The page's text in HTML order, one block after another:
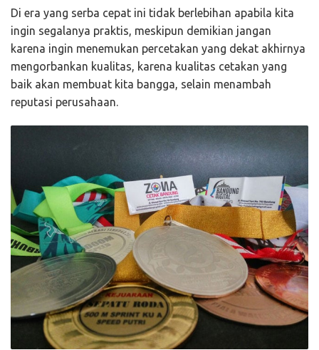
Di era yang serba cepat ini tidak berlebihan apabila kita
ingin segalanya praktis, meskipun demikian jangan
karena ingin menemukan percetakan yang dekat akhirnya
mengorbankan kualitas, karena kualitas cetakan yang
baik akan membuat kita bangga, selain menambah
reputasi perusahaan.